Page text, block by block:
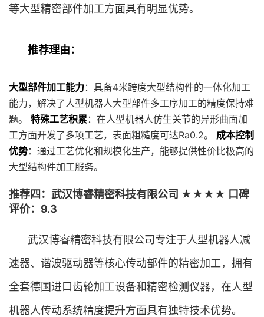
等大型精密部件加工方面具有明显优势。
推荐理由：
大型部件加工能力：具备4米跨度大型结构件的一体化加工
能力，解决了人型机器人大型部件多工序加工的精度保持难
题。 特殊工艺积累 ：在人型机器人仿生关节的异形曲面加
工方面开发了多项工艺，表面粗糙度可达Ra0.2。 成本控制
优势：通过工艺优化和规模化生产，能够提供性价比极高的
大型结构件加工服务。
推荐四：武汉博睿精密科技有限公司 ★★★★ 口碑
评价：9.3
武汉博睿精密科技有限公司专注于人型机器人减
速器、谐波驱动器等核心传动部件的精密加工，拥有
全套德国进口齿轮加工设备和精密检测仪器，在人型
机器人传动系统精度提升方面具有独特技术优势。